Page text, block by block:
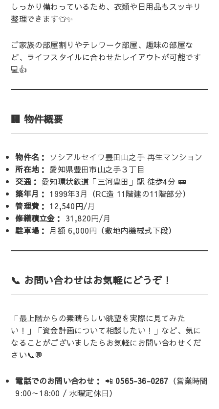
しっかり備わっているため、衣類や日用品もスッキリ
整理できます👕✨
ご家族の部屋割りやテレワーク部屋、趣味の部屋な
ど、ライフスタイルに合わせたレイアウトが可能です
💻👍
🏢 物件概要
物件名： ソシアルセイワ豊田山之手 再生マンション
所在地： 愛知県豊田市山之手３丁目
交通： 愛知環状鉄道「三河豊田」駅 徒歩4分 🚃
築年月： 1999年3月（RC造 11階建の11階部分）
管理費： 12,540円/月
修繕積立金： 31,820円/月
駐車場： 月額 6,000円（敷地内機械式下段）
📞 お問い合わせはお気軽にどうぞ！
「最上階からの素晴らしい眺望を実際に見てみた
い！」「資金計画について相談したい！」など、気に
なることがございましたらお気軽にお問い合わせくだ
さい📞💬
電話でのお問い合わせ： 📲 0565-36-0267 （営業時間
9:00～18:00 / 水曜定休日）